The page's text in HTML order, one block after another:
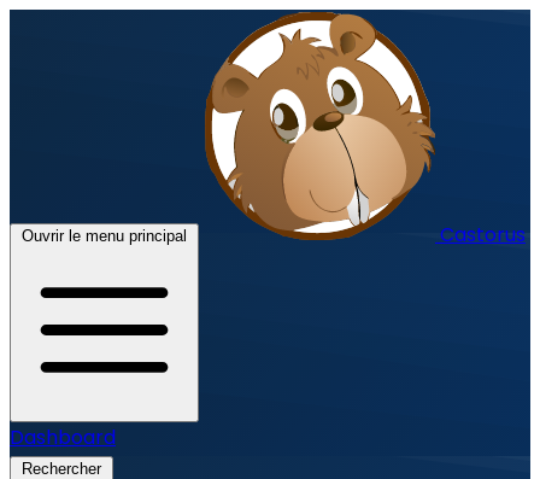
Ouvrir le menu principal Castorus
Dashboard
Rechercher